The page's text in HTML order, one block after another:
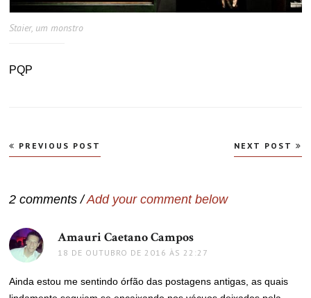
Staier, um monstro
PQP
Navegação
de
PREVIOUS POST NEXT POST
2 comments /Add your comment below
Amauri Caetano Campos
18 DE OUTUBRO DE 2016 ÀS 22:27
Ainda estou me sentindo órfão das postagens antigas, as quais